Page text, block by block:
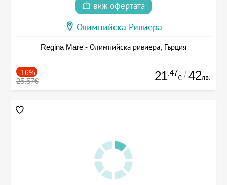
виж офертата
Олимпийска Ривиера
Regina Mare - Олимпийска ривиера, Гърция
-16%
25.57€ 21.47
€ / 42лв.